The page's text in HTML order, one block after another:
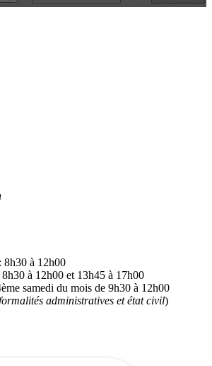
à 12h00
à 12h00 et 13h45 à 17h00
samedi du mois de 9h30 à 12h00
administratives et état civil)